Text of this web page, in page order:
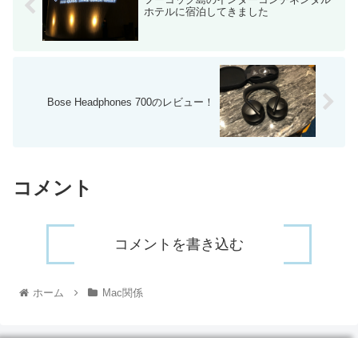
ホテルに宿泊してきました
Bose Headphones 700のレビュー！
コメント
コメントを書き込む
ホーム Mac関係